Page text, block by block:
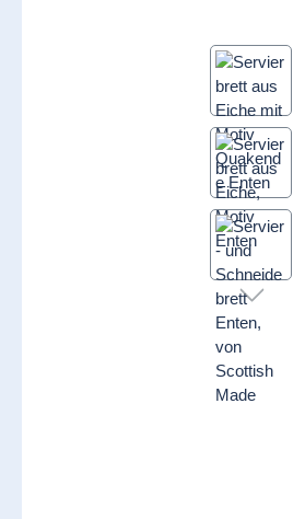
Bildergalerie